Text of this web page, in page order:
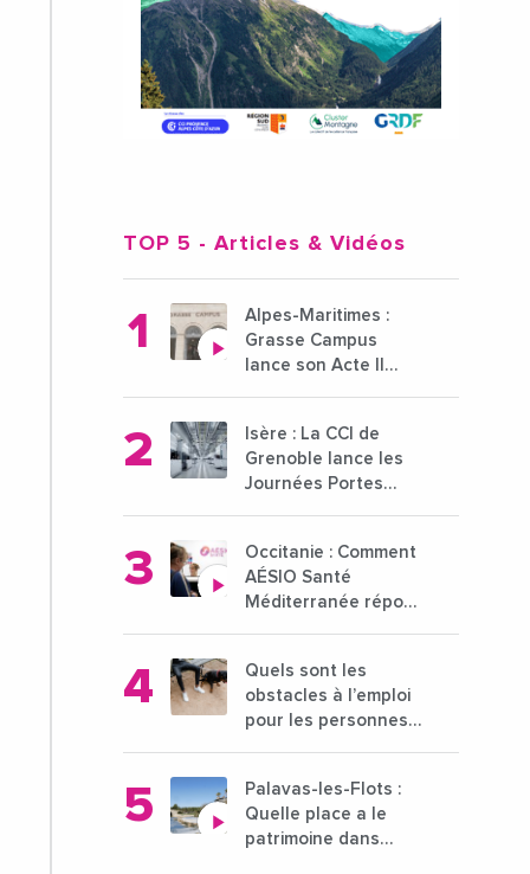
TOP 5 - Articles & Vidéos
Alpes-Maritimes :
Grasse Campus
lance son Acte II
pour l'enseignement
supérieur
Isère : La CCI de
Grenoble lance les
Journées Portes
21 octobre 2024
Occitanie : Comment
AÉSIO Santé
Méditerranée répond
médicaux ?
Quels sont les
obstacles à l’emploi
pour les personnes
Palavas-les-Flots :
Quelle place a le
patrimoine dans